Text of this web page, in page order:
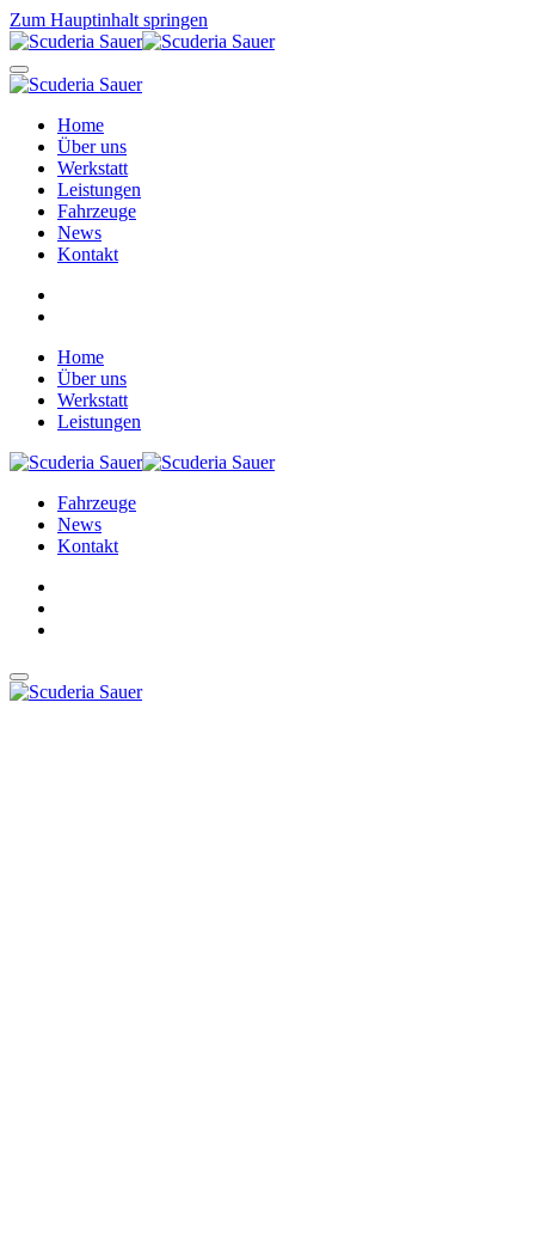
Zum Hauptinhalt springen
Home
Über uns
Werkstatt
Leistungen
Fahrzeuge
News
Kontakt
Home
Über uns
Werkstatt
Leistungen
Fahrzeuge
News
Kontakt